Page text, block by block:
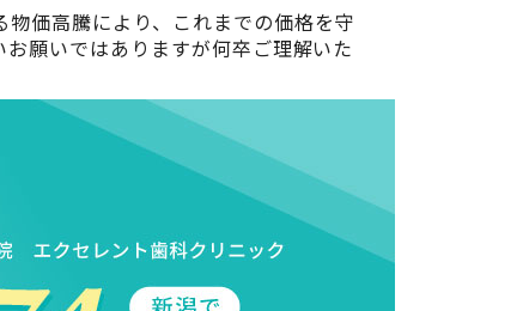
価高騰により、これまでの価格を守
願いではありますが何卒ご理解いた